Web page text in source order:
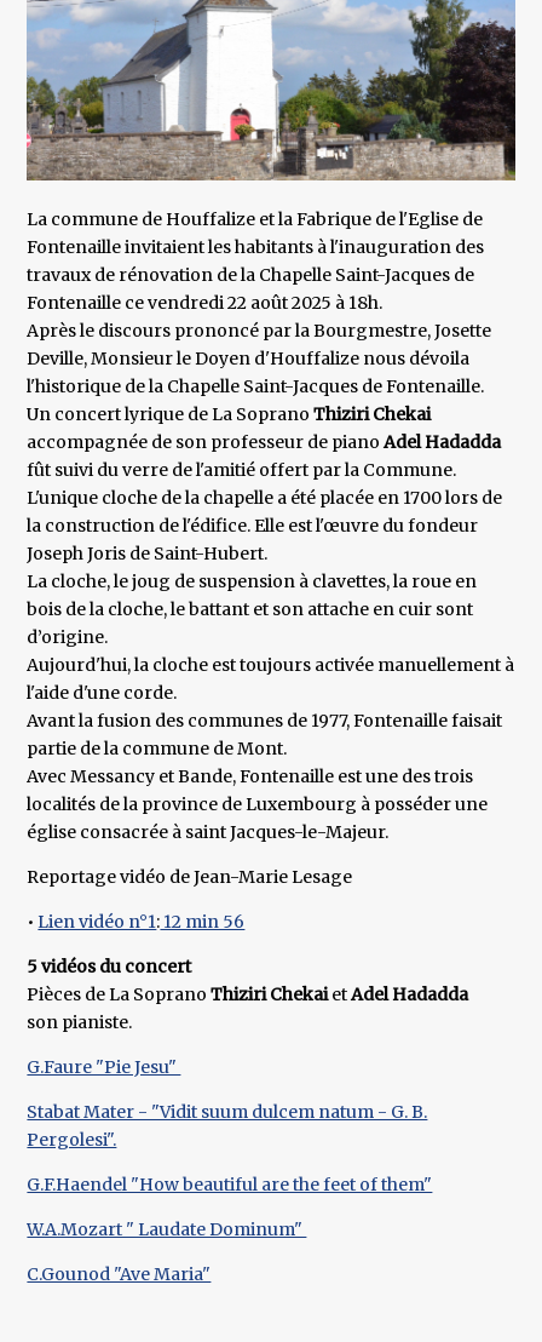
La commune de Houffalize et la Fabrique de l'Eglise de
Fontenaille invitaient les habitants à l'inauguration des
travaux de rénovation de la Chapelle Saint-Jacques de
Fontenaille ce vendredi 22 août 2025 à 18h.
Après le discours prononcé par la Bourgmestre, Josette
Deville, Monsieur le Doyen d'Houffalize nous dévoila
l'historique de la Chapelle Saint-Jacques de Fontenaille.
Un concert lyrique de La SopranoThiziri Chekai
accompagnée de son professeur de pianoAdel Hadadda
fût suivi du verre de l'amitié offert par la Commune.
L'unique cloche de la chapelle a été placée en 1700 lors de
la construction de l'édifice. Elle est l'œuvre du fondeur
Joseph Joris de Saint-Hubert.
La cloche, le joug de suspension à clavettes, la roue en
bois de la cloche, le battant et son attache en cuir sont
d’origine.
Aujourd'hui, la cloche est toujours activée manuellement à
l'aide d'une corde.
Avant la fusion des communes de 1977, Fontenaille faisait
partie de la commune de Mont.
Avec Messancy et Bande, Fontenaille est une des trois
localités de la province de Luxembourg à posséder une
église consacrée à saint Jacques-le-Majeur.
Reportage vidéo de Jean-Marie Lesage
•Lien vidéo n°1: 12 min 56
5 vidéos du concert
Pièces de La SopranoThiziri ChekaietAdel Hadadda
son pianiste.
G.Faure "Pie Jesu"
Stabat Mater - "Vidit suum dulcem natum - G. B.
Pergolesi".
G.F.Haendel "How beautiful are the feet of them"
W.A.Mozart " Laudate Dominum"
C.Gounod "Ave Maria"